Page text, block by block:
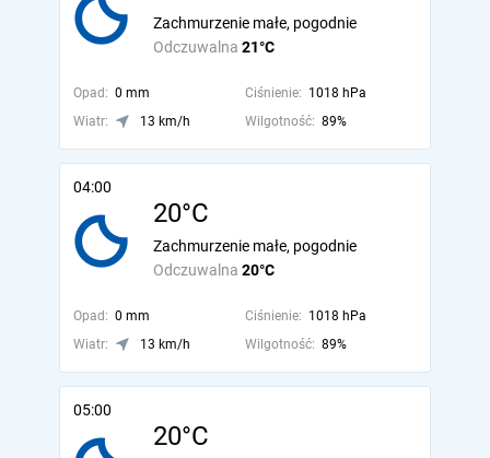
Odczuwalna 21°C
Zachmurzenie małe, pogodnie
Opad: 0 mm Ciśnienie: 1018 hPa
Wiatr:
13 km/h Wilgotność: 89%
04:00
20°C
Odczuwalna 20°C
Zachmurzenie małe, pogodnie
Opad: 0 mm Ciśnienie: 1018 hPa
Wiatr:
13 km/h Wilgotność: 89%
05:00
20°C